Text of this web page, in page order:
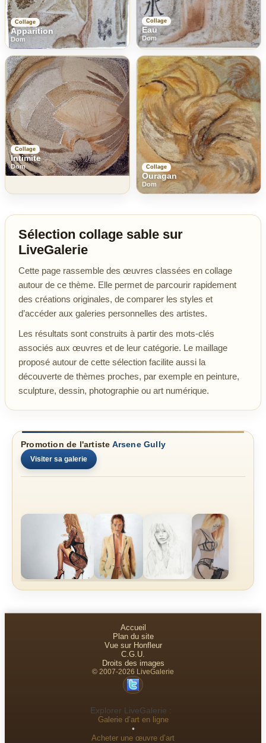
Collage
Apparition
Dom
Collage
Eau
Dom
Collage
Intimite
Dom Collage
Ouragan
Dom
Sélection collage sable sur
LiveGalerie
Cette page rassemble des œuvres classées en collage
autour de ce thème. Elle permet de parcourir rapidement
des créations originales, de comparer les styles et
d’accéder aux galeries personnelles des artistes.
Les résultats sont construits à partir des mots-clés
associés aux œuvres et de leur catégorie. Le maillage
proposé autour de cette sélection facilite aussi la
découverte de thèmes proches, par exemple en peinture,
sculpture, dessin, photographie ou art numérique.
Promotion de l'artiste Arsene Gully
Visiter sa galerie
Accueil
Plan du site
Vue sur Honfleur
C.G.U.
Droits des images
© 2007-2026 LiveGalerie
Explorer LiveGalerie :
Galerie d’art en ligne
•
Acheter une œuvre d’art